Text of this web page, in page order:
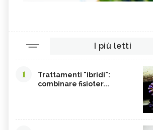
I più letti
1
Trattamenti "ibridi":
combinare fisioter...